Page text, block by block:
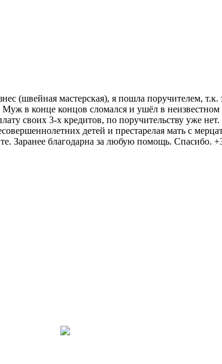
(швейная мастерская), я пошла поручителем, т.к.
в конце концов сломался и ушёл в
своих 3-х кредитов, по поручительству уже
детей и престарелая мать с
Заранее благодарна за любую помощь. Спасибо.